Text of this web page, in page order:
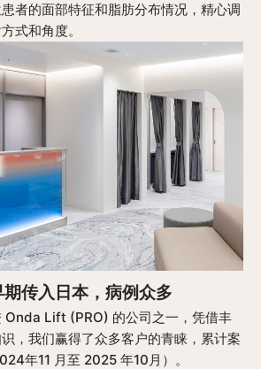
者的面部特征和脂肪分布情况，精心调
式和角度。
期传入日本，病例众多
Onda Lift (PRO) 的公司之一，凭借丰
，我们赢得了众多客户的青睐，累计案
年11 月至 2025 年10月）。